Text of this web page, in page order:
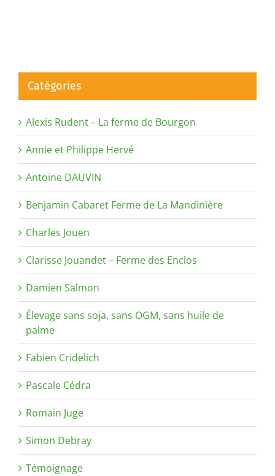
Catégories
Alexis Rudent – La ferme de Bourgon
Annie et Philippe Hervé
Antoine DAUVIN
Benjamin Cabaret Ferme de La Mandinière
Charles Jouen
Clarisse Jouandet – Ferme des Enclos
Damien Salmon
Élevage sans soja, sans OGM, sans huile de
palme
Fabien Cridelich
Pascale Cédra
Romain Juge
Simon Debray
Témoignage